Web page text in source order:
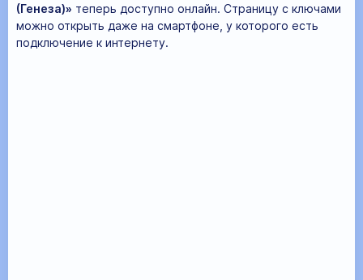
(Генеза)» теперь доступно онлайн. Страницу с ключами
можно открыть даже на смартфоне, у которого есть
подключение к интернету.